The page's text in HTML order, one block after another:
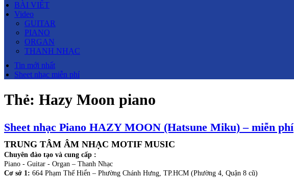
BÀI VIẾT
Video
GUITAR
PIANO
ORGAN
THANH NHẠC
Tin mới nhất
Sheet nhạc miễn phí
Thẻ: Hazy Moon piano
Sheet nhạc Piano HAZY MOON (Hatsune Miku) – miễn phí
TRUNG TÂM ÂM NHẠC MOTIF MUSIC
Chuyên đào tạo và cung cấp :
Piano - Guitar - Organ – Thanh Nhạc
Cơ sở 1: 664 Phạm Thế Hiển – Phường Chánh Hưng, TP.HCM (Phường 4, Quận 8 cũ)